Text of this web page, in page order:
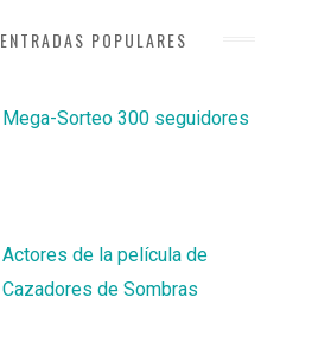
ENTRADAS POPULARES
Mega-Sorteo 300 seguidores
Actores de la película de
Cazadores de Sombras